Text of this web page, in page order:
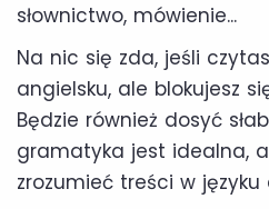
słownictwo, mówienie...
Na nic się zda, jeśli
angielsku, ale blokujesz
Będzie również dosyć
gramatyka jest idealna,
zrozumieć treści w języku